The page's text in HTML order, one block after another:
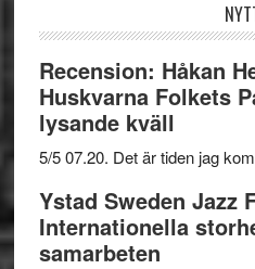
Recension: Håkan
Huskvarna Folkets
lysande kväll
5/5 07.20. Det är tiden jag
Ystad Sweden Jazz
Internationella
samarbeten